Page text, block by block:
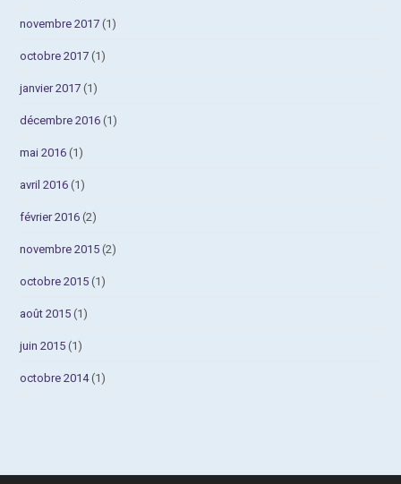
novembre 2017 (1)
octobre 2017 (1)
janvier 2017 (1)
décembre 2016 (1)
mai 2016 (1)
avril 2016 (1)
février 2016 (2)
novembre 2015 (2)
octobre 2015 (1)
août 2015 (1)
juin 2015 (1)
octobre 2014(1)